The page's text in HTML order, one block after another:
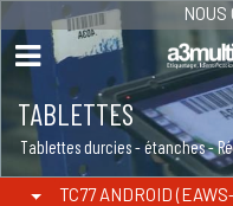
TABLETTES
Tablettes durcies - étanches -
MAINTENANCE -
Maintenance-Installation
TC77 ANDROID